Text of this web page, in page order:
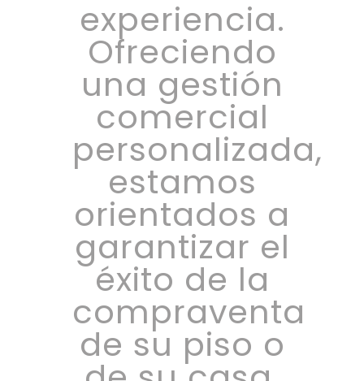
experiencia.
Ofreciendo
una gestión
comercial
personalizada,
estamos
orientados a
garantizar el
éxito de la
compraventa
de su piso o